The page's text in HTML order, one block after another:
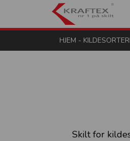
Kraftex
HJEM -
Skilt for